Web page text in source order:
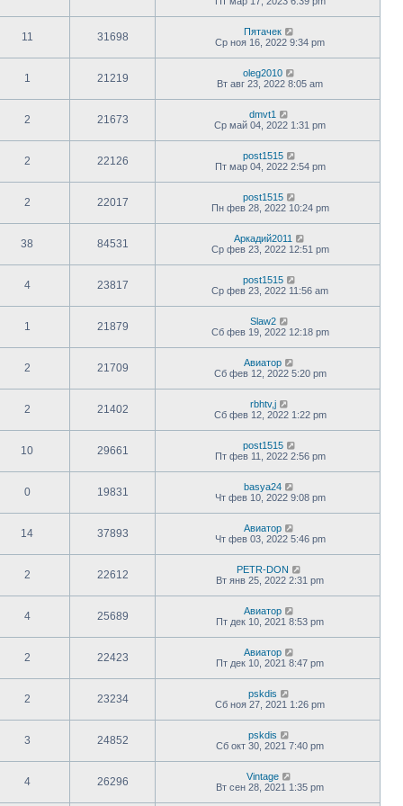
11 31698
Пятачек
Ср ноя 16, 2022 9:34 pm
1 21219
oleg2010
Вт авг 23, 2022 8:05 am
2 21673
dmvt1
Ср май 04, 2022 1:31 pm
2 22126
post1515
Пт мар 04, 2022 2:54 pm
2 22017
post1515
Пн фев 28, 2022 10:24 pm
38 84531
Аркадий2011
Ср фев 23, 2022 12:51 pm
4 23817
post1515
Ср фев 23, 2022 11:56 am
1 21879
Slaw2
Сб фев 19, 2022 12:18 pm
2 21709
Авиатор
Сб фев 12, 2022 5:20 pm
2 21402
rbhtv,j
Сб фев 12, 2022 1:22 pm
10 29661
post1515
Пт фев 11, 2022 2:56 pm
0 19831
basya24
Чт фев 10, 2022 9:08 pm
14 37893
Авиатор
Чт фев 03, 2022 5:46 pm
2 22612
PETR-DON
Вт янв 25, 2022 2:31 pm
4 25689
Авиатор
Пт дек 10, 2021 8:53 pm
2 22423
Авиатор
Пт дек 10, 2021 8:47 pm
2 23234
pskdis
Сб ноя 27, 2021 1:26 pm
3 24852
pskdis
Сб окт 30, 2021 7:40 pm
4 26296
Vintage
Вт сен 28, 2021 1:35 pm